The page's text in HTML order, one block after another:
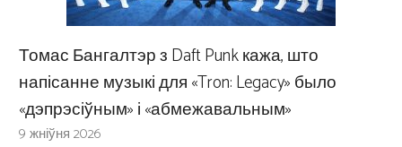
Томас Бангалтэр з Daft Punk кажа, што
напісанне музыкі для «Tron: Legacy» было
«дэпрэсіўным» і «абмежавальным»
9 жніўня 2026